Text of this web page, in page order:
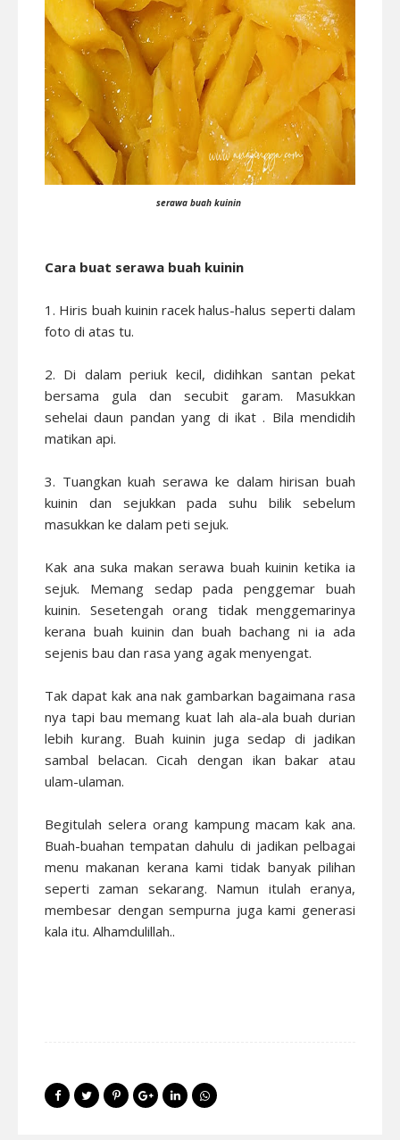
serawa buah kuinin
Cara buat serawa buah kuinin
1. Hiris buah kuinin racek halus-halus seperti dalam
foto di atas tu.
2. Di dalam periuk kecil, didihkan santan pekat
bersama gula dan secubit garam. Masukkan
sehelai daun pandan yang di ikat . Bila mendidih
matikan api.
3. Tuangkan kuah serawa ke dalam hirisan buah
kuinin dan sejukkan pada suhu bilik sebelum
masukkan ke dalam peti sejuk.
Kak ana suka makan serawa buah kuinin ketika ia
sejuk. Memang sedap pada penggemar buah
kuinin. Sesetengah orang tidak menggemarinya
kerana buah kuinin dan buah bachang ni ia ada
sejenis bau dan rasa yang agak menyengat.
Tak dapat kak ana nak gambarkan bagaimana rasa
nya tapi bau memang kuat lah ala-ala buah durian
lebih kurang. Buah kuinin juga sedap di jadikan
sambal belacan. Cicah dengan ikan bakar atau
ulam-ulaman.
Begitulah selera orang kampung macam kak ana.
Buah-buahan tempatan dahulu di jadikan pelbagai
menu makanan kerana kami tidak banyak pilihan
seperti zaman sekarang. Namun itulah eranya,
membesar dengan sempurna juga kami generasi
kala itu. Alhamdulillah..